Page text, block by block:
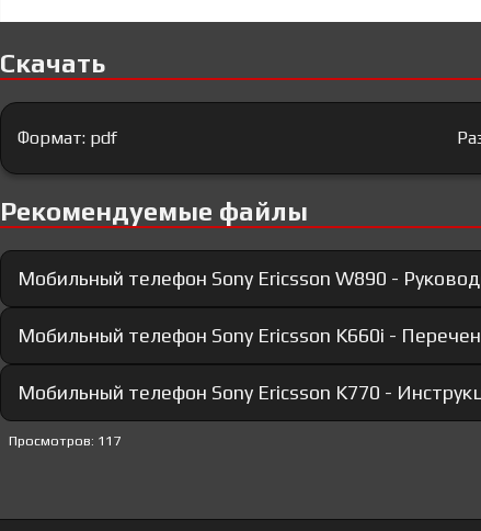
Скачать
Формат: pdf
Рекомендуемые файлы
Мобильный телефон Sony Ericsson W890 -
Мобильный телефон Sony Ericsson K660i -
Мобильный телефон Sony Ericsson K770 -
Просмотров: 117